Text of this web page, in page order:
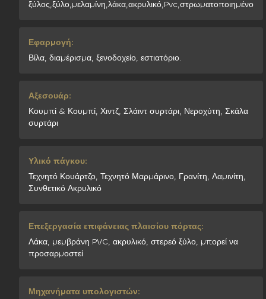
ξύλος,ξύλο,μελαμίνη,λάκα,ακρυλικό,Pvc,στρωματοποιημένο
Εφαρμογή:
Βίλα, διαμέρισμα, ξενοδοχείο, εστιατόριο.
Αξεσουάρ:
Κουμπί & Κουμπί, Χιντζ, Σλάιντ συρτάρι, Νεροχύτη, Σκάλα
συρτάρι
Υλικό πάγκου:
Τεχνητό Κουάρτζο, Τεχνητό Μαρμάρινο, Γρανίτη, Λαμινίτη,
Συνθετικό Ακρυλικό
Επεξεργασία επιφάνειας πλαισίου πόρτας:
Λάκα, μεμβράνη PVC, ακρυλικό, στερεό ξύλο, μπορεί να
προσαρμοστεί
Μηχανήματα υπολογιστών: